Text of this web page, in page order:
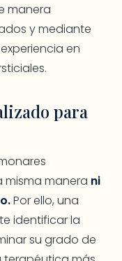
manera
y mediante
en
para
misma manera ni
Por ello, una
identificar la
su grado de